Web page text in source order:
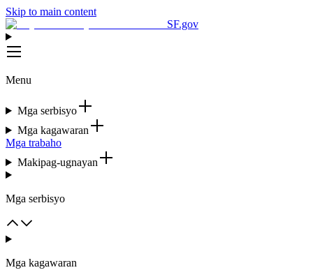
Skip to main content
SF.gov
Menu
Mga serbisyo
Mga kagawaran
Mga trabaho
Makipag-ugnayan
Mga serbisyo
Mga kagawaran